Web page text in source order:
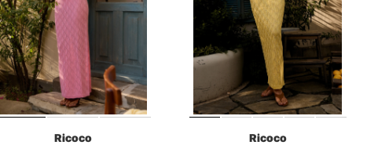
Ricoco
Ricoco